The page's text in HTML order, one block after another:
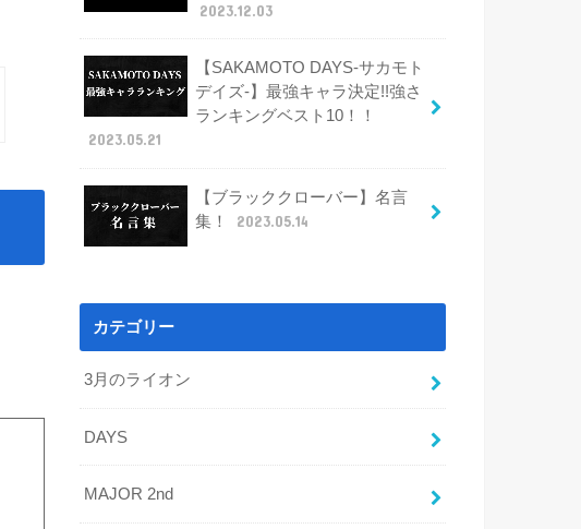
2023.12.03
【SAKAMOTO DAYS-サカモト
デイズ-】最強キャラ決定!!強さ
ランキングベスト10！！
2023.05.21
【ブラッククローバー】名言
集！
2023.05.14
カテゴリー
3月のライオン
DAYS
MAJOR 2nd